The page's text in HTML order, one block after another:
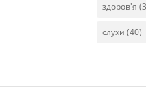
здоров'я
слухи (40)